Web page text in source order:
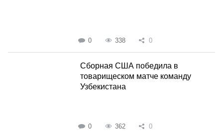
0 338 0
Сборная США победила в
товарищеском матче команду
Узбекистана
0 362 0